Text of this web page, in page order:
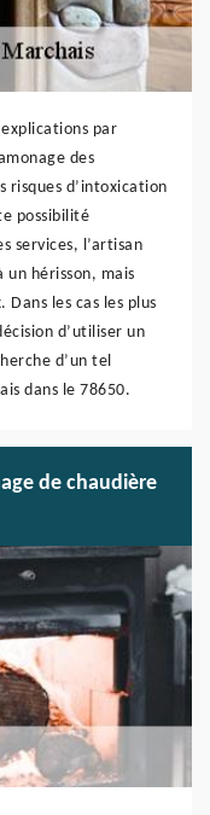
par
des
risques d’intoxication
possibilité
services, l’artisan
hérisson, mais
Dans les cas les plus
d’utiliser un
d’un tel
dans le 78650.
de chaudière